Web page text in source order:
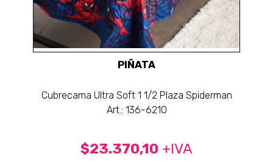
PIÑATA
Cubrecama Ultra Soft 1 1/2 Plaza Spiderman
Art.: 136-6210
$23.370,10 +IVA